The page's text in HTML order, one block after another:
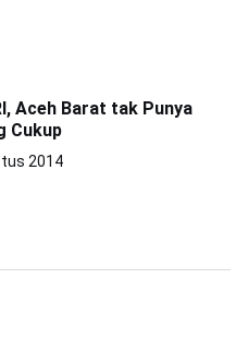
Aceh Barat tak Punya
Cukup
2014